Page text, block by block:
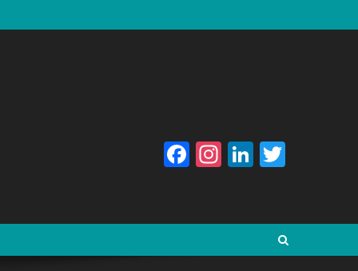
Facebook
Instagram
LinkedIn